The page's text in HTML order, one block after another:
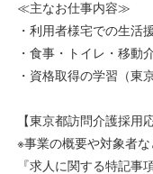
≪主なお仕事内容≫
・利用者様宅での生活
・食事・トイレ・移動
・資格取得の学習（東
【東京都訪問介護採用
※事業の概要や対象者
『求人に関する特記事